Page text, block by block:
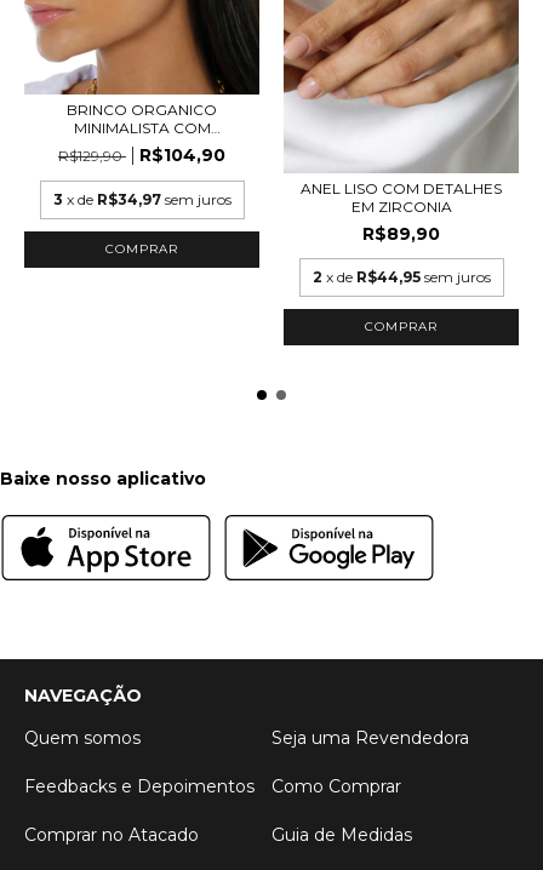
BRINCO ORGANICO
MINIMALISTA COM
ZIRCONIA...
R$129,90 R$104,90
3 x de R$34,97 sem juros
COMPRAR
ANEL LISO COM DETALHES
EM ZIRCONIA
R$89,90
2 x de R$44,95 sem juros
COMPRAR
Baixe nosso aplicativo
NAVEGAÇÃO
Quem somos
Seja uma Revendedora
Feedbacks e Depoimentos Como Comprar
Comprar no Atacado Guia de Medidas